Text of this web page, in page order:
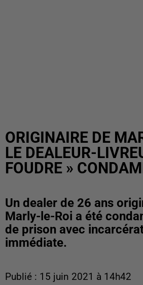
ORIGINAIRE DE
LE DEALEUR-
FOUDRE »
Un dealer de 26 ans
Marly-le-Roi a été
de prison avec
immédiate.
Publié : 15 juin 2021 à 14h42